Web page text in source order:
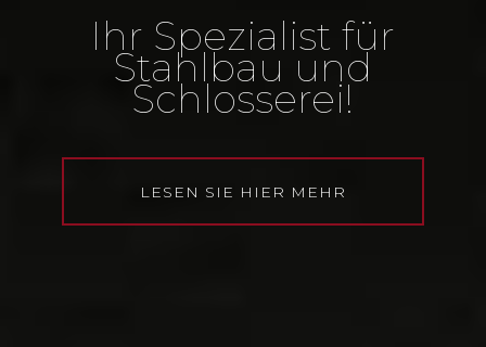
Ihr Spezialist für
Stahlbau und
Schlosserei!
LESEN SIE HIER MEHR